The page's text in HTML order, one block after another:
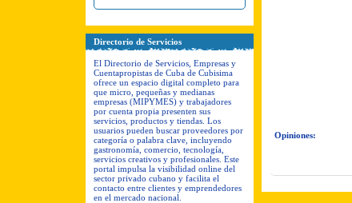
Directorio de Servicios
El Directorio de Servicios, Empresas y
Cuentapropistas de Cuba de Cubisima
ofrece un espacio digital completo para
que micro, pequeñas y medianas
empresas (MIPYMES) y trabajadores
por cuenta propia presenten sus
servicios, productos y tiendas. Los
usuarios pueden buscar proveedores por
categoría o palabra clave, incluyendo
gastronomía, comercio, tecnología,
servicios creativos y profesionales. Este
portal impulsa la visibilidad online del
sector privado cubano y facilita el
contacto entre clientes y emprendedores
en el mercado nacional.
Opiniones: